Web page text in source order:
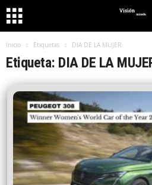
Inicio Etiquetas DIA DE LA MUJER
Etiqueta: DIA DE LA